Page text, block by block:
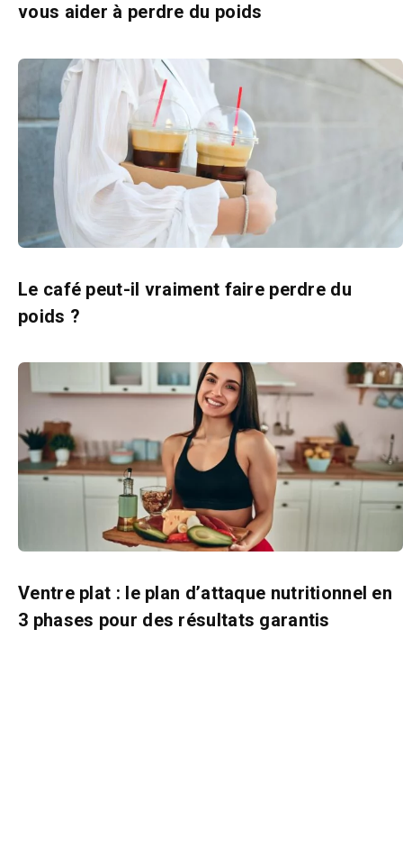
vous aider à perdre du poids
Le café peut-il vraiment faire perdre du
poids ?
Ventre plat : le plan d’attaque nutritionnel en
3 phases pour des résultats garantis